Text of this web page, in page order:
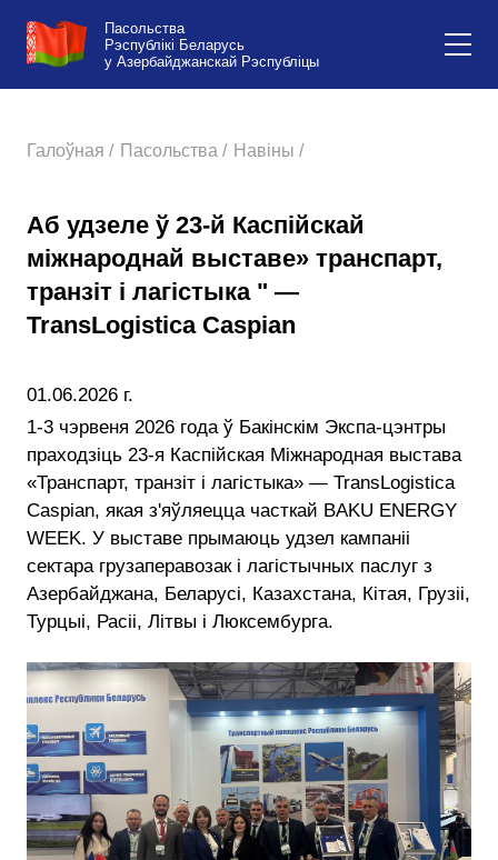
Пасольства
Рэспублікі Беларусь
у Азербайджанскай Рэспубліцы
Галоўная / Пасольства / Навіны /
Аб удзеле ў 23-й Каспійскай
міжнароднай выставе» транспарт,
транзіт і лагістыка " —
TransLogistica Caspian
01.06.2026 г.
1-3 чэрвеня 2026 года ў Бакінскім Экспа-цэнтры
праходзіць 23-я Каспійская Міжнародная выстава
«Транспарт, транзіт і лагістыка» — TransLogistica
Caspian, якая з'яўляецца часткай BAKU ENERGY
WEEK. У выставе прымаюць удзел кампаніі
сектара грузаперавозак і лагістычных паслуг з
Азербайджана, Беларусі, Казахстана, Кітая, Грузіі,
Турцыі, Расіі, Літвы і Люксембурга.